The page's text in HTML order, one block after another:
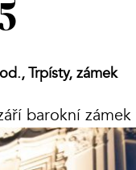
Trpísty, zámek
barokní